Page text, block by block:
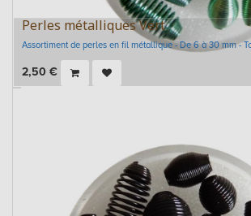
Perles métalliques Vert
Assortiment de perles en fil métallique - De 6 à 30 mm -
2,50 €